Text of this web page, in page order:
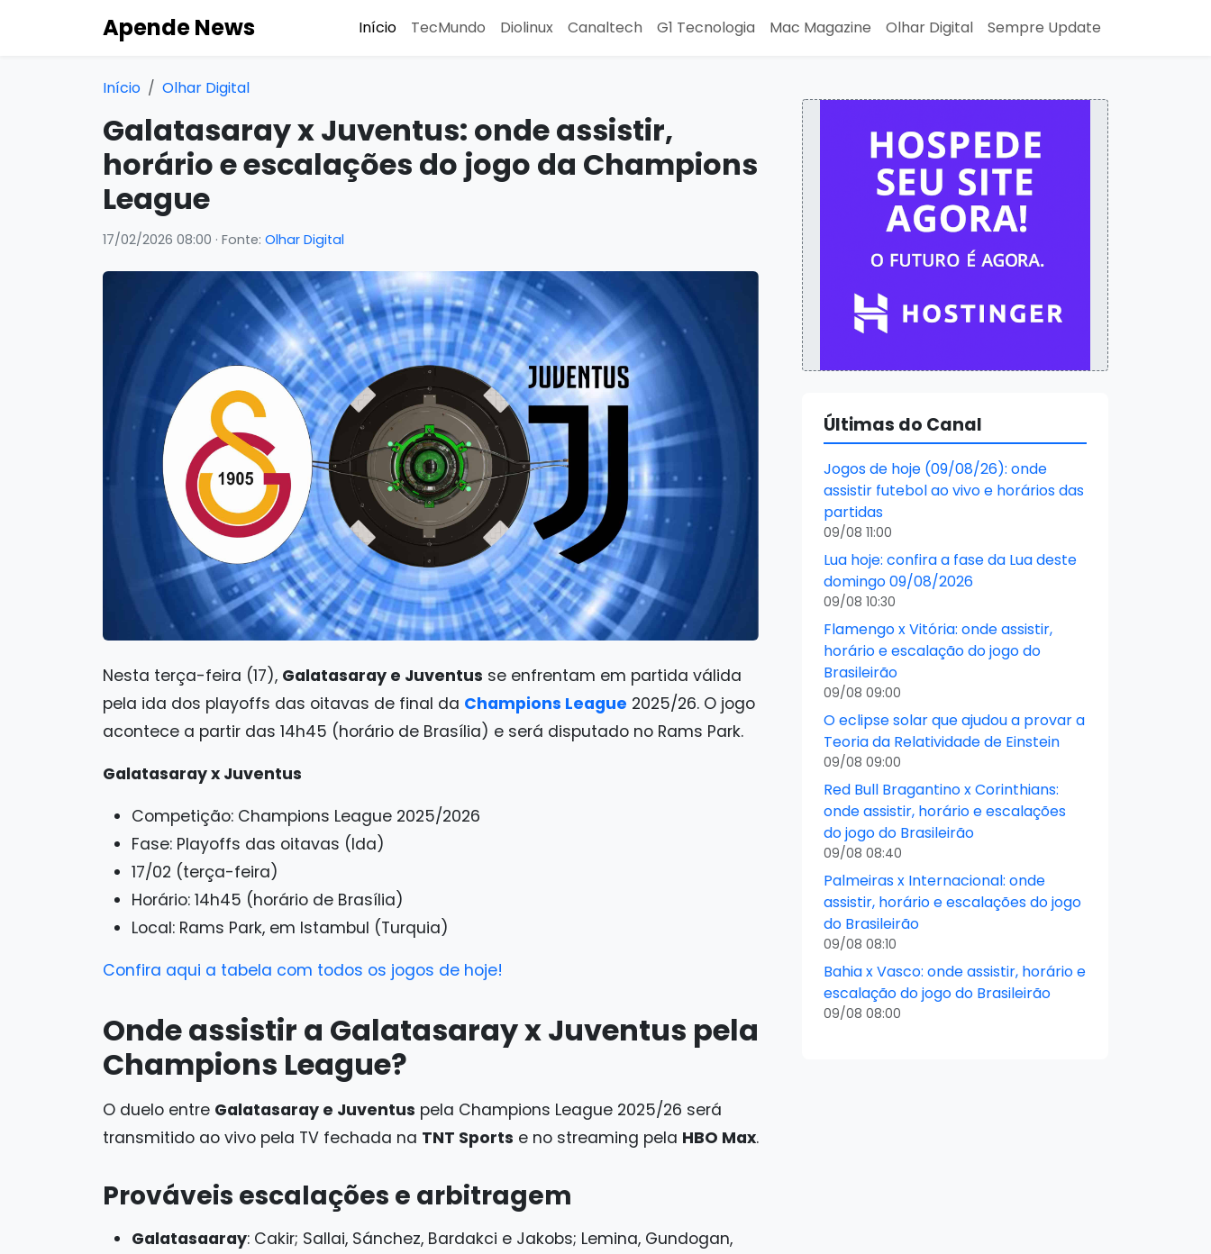
Apende News Início TecMundo Diolinux Canaltech G1 Tecnologia Mac Magazine Olhar Digital Sempre Update
Início Olhar Digital
Galatasaray x Juventus: onde assistir,
horário e escalações do jogo da Champions
League
17/02/2026 08:00 · Fonte: Olhar Digital
Nesta terça-feira (17), Galatasaray e Juventus se enfrentam em partida válida
pela ida dos playoffs das oitavas de final da Champions League 2025/26. O jogo
acontece a partir das 14h45 (horário de Brasília) e será disputado no Rams Park.
Galatasaray x Juventus
Competição: Champions League 2025/2026
Fase: Playoffs das oitavas (Ida)
17/02 (terça-feira)
Horário: 14h45 (horário de Brasília)
​Local: Rams Park, em Istambul (Turquia)
Confira aqui a tabela com todos os jogos de hoje!
Onde assistir a Galatasaray x Juventus pela
Champions League?
O duelo entre Galatasaray e Juventus pela Champions League 2025/26 será
transmitido ao vivo pela TV fechada na TNT Sports e no streaming pela HBO Max.
Prováveis escalações e arbitragem
Galatasaaray: Cakir; Sallai, Sánchez, Bardakci e Jakobs; Lemina, Gundogan,
Últimas do Canal
Jogos de hoje (09/08/26): onde
assistir futebol ao vivo e horários das
partidas
09/08 11:00
Lua hoje: confira a fase da Lua deste
domingo 09/08/2026
09/08 10:30
Flamengo x Vitória: onde assistir,
horário e escalação do jogo do
Brasileirão
09/08 09:00
O eclipse solar que ajudou a provar a
Teoria da Relatividade de Einstein
09/08 09:00
Red Bull Bragantino x Corinthians:
onde assistir, horário e escalações
do jogo do Brasileirão
09/08 08:40
Palmeiras x Internacional: onde
assistir, horário e escalações do jogo
do Brasileirão
09/08 08:10
Bahia x Vasco: onde assistir, horário e
escalação do jogo do Brasileirão
09/08 08:00